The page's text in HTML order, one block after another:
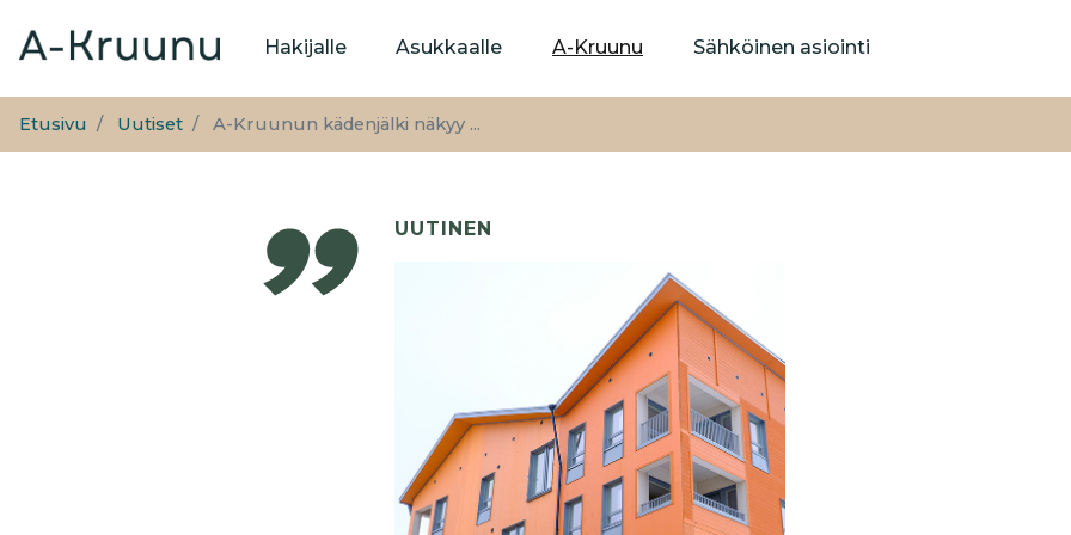
pääsisältöön
Päävalikko
Hakijalle Asukkaalle A-Kruunu Sähköinen asiointi
Etusivu Uutiset A-Kruunun kädenjälki näkyy ...
UUTINEN